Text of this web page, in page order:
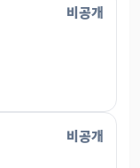
비공개
비공개